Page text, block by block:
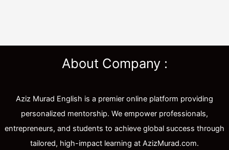
About Company :
Aziz Murad English is a premier online platform providing
personalized mentorship. We empower professionals,
entrepreneurs, and students to achieve global success through
tailored, high-impact learning at AzizMurad.com.